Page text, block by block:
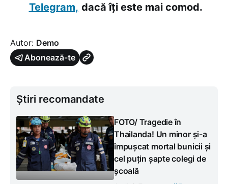
Telegram, dacă îți este mai comod.
Autor: Demo
Abonează-te
Știri recomandate
FOTO/ Tragedie în
Thailanda! Un minor și-a
împușcat mortal bunicii și
cel puțin șapte colegi de
școală